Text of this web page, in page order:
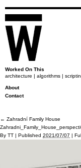
Worked On This
architecture | algorithms |
About
Contact
← Zahradní Family House
By TT | Published 2021/07/07 |